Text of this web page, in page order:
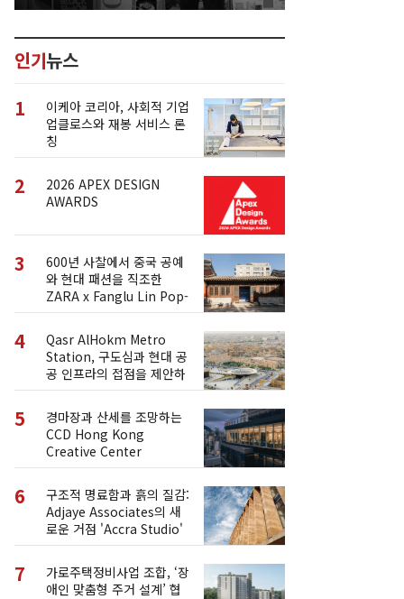
인기뉴스
1
이케아 코리아, 사회적 기업
업클로스와 재봉 서비스 론
칭
2
2026 APEX DESIGN
AWARDS
3
600년 사찰에서 중국 공예
와 현대 패션을 직조한
ZARA x Fanglu Lin Pop-
Up
4
Qasr AlHokm Metro
Station, 구도심과 현대 공
공 인프라의 접점을 제안하
다
5
경마장과 산세를 조망하는
CCD Hong Kong
Creative Center
6
구조적 명료함과 흙의 질감:
Adjaye Associates의 새
로운 거점 'Accra Studio'
7
가로주택정비사업 조합, ‘장
애인 맞춤형 주거 설계’ 협